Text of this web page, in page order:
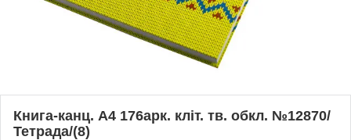
Книга-канц. А4 176арк. кліт. тв. обкл. №12870/
Тетрада/(8)